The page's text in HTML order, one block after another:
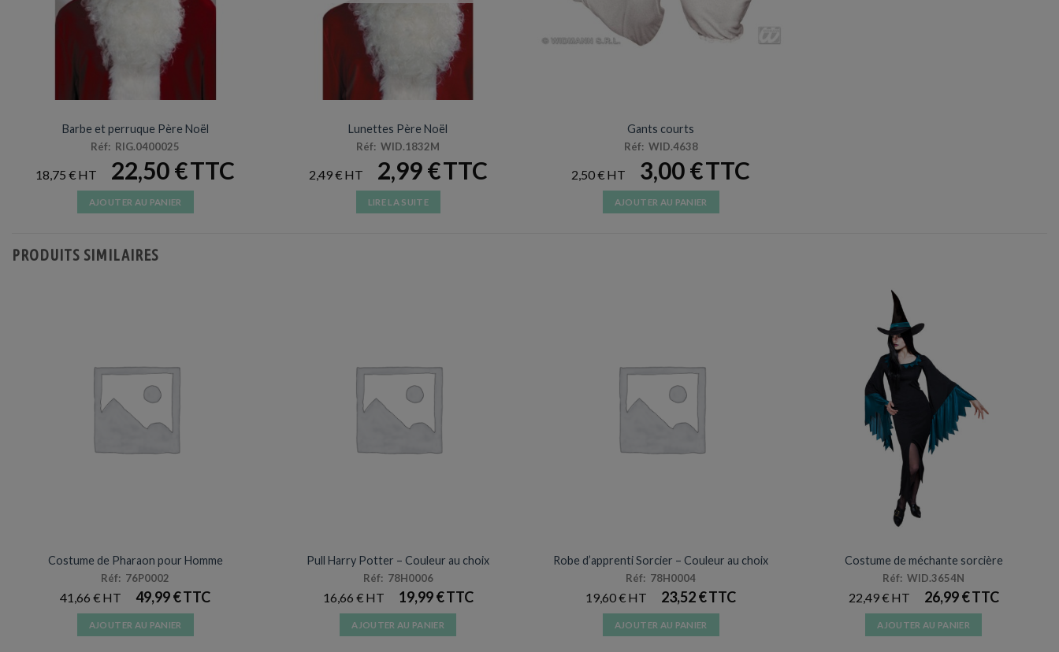
Barbe et perruque Père Noël
Réf: RIG.0400025
18,75€ 22,50€
AJOUTER AU PANIER
Lunettes Père Noël
Réf: WID.1832M
2,49€ 2,99€
LIRE LA SUITE
Gants courts
Réf: WID.4638
2,50€ 3,00€
AJOUTER AU PANIER
PRODUITS SIMILAIRES
Costume de Pharaon pour Homme
Réf: 76P0002
41,66€ 49,99€
AJOUTER AU PANIER
Pull Harry Potter – Couleur au choix
Réf: 78H0006
16,66 € 19,99€
AJOUTER AU PANIER
Robe d’apprenti Sorcier – Couleur au choix
Réf: 78H0004
19,60€ 23,52€
AJOUTER AU PANIER
Costume de méchante sorcière
Réf: WID.3654N
22,49€ 26,99€
AJOUTER AU PANIER